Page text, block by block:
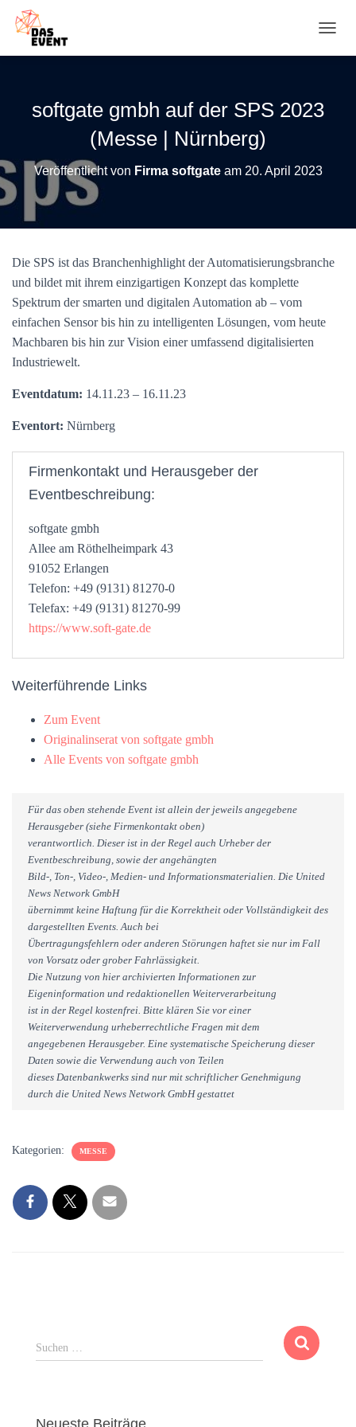
A
A
softgate gmbh auf der SPS 2023
(Messe | Nürnberg)
Veröffentlicht von Firma softgateam 20. April 2023
Die SPS ist das Branchenhighlight der Automatisierungsbranche
und bildet mit ihrem einzigartigen Konzept das komplette
Spektrum der smarten und digitalen Automation ab – vom
einfachen Sensor bis hin zu intelligenten Lösungen, vom heute
Machbaren bis hin zur Vision einer umfassend digitalisierten
Industriewelt.
Eventdatum: 14.11.23 – 16.11.23
Eventort: Nürnberg
Firmenkontakt und Herausgeber der
Eventbeschreibung:
softgate gmbh
Allee am Röthelheimpark 43
91052 Erlangen
Telefon: +49 (9131) 81270-0
Telefax: +49 (9131) 81270-99
https://www.soft-gate.de
Weiterführende Links
Zum Event
Originalinserat von softgate gmbh
Alle Events von softgate gmbh
Für das oben stehende Event ist allein der jeweils angegebene
Herausgeber (siehe Firmenkontakt oben)
verantwortlich. Dieser ist in der Regel auch Urheber der
Eventbeschreibung, sowie der angehängten
Bild-, Ton-, Video-, Medien- und Informationsmaterialien. Die United
News Network GmbH
übernimmt keine Haftung für die Korrektheit oder Vollständigkeit des
dargestellten Events. Auch bei
Übertragungsfehlern oder anderen Störungen haftet sie nur im Fall
von Vorsatz oder grober Fahrlässigkeit.
Die Nutzung von hier archivierten Informationen zur
Eigeninformation und redaktionellen Weiterverarbeitung
ist in der Regel kostenfrei. Bitte klären Sie vor einer
Weiterverwendung urheberrechtliche Fragen mit dem
angegebenen Herausgeber. Eine systematische Speicherung dieser
Daten sowie die Verwendung auch von Teilen
dieses Datenbankwerks sind nur mit schriftlicher Genehmigung
durch die United News Network GmbH gestattet
Kategorien: MESSE
S
u
Suchen …
Neueste Beiträge